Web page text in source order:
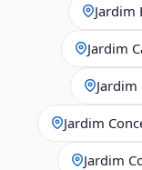
Jardim
Jardim
Jardim
Jardim
Jardim